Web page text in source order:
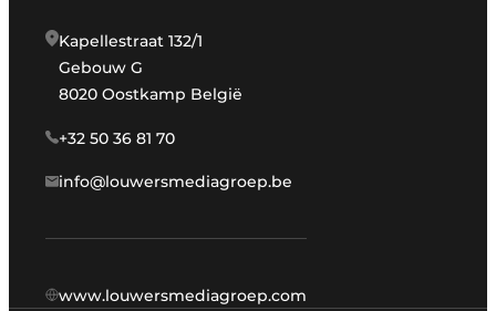
Kapellestraat 132/1
Gebouw G
8020 Oostkamp België
+32 50 36 81 70
info@louwersmediagroep.be
www.louwersmediagroep.com